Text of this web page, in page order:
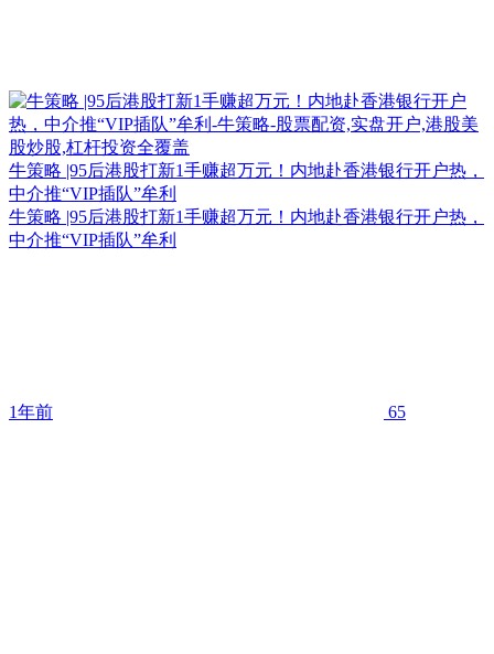
牛策略 |95后港股打新1手赚超万元！内地赴香港银行开户热，
中介推“VIP插队”牟利
牛策略 |95后港股打新1手赚超万元！内地赴香港银行开户热，
中介推“VIP插队”牟利
1年前 65